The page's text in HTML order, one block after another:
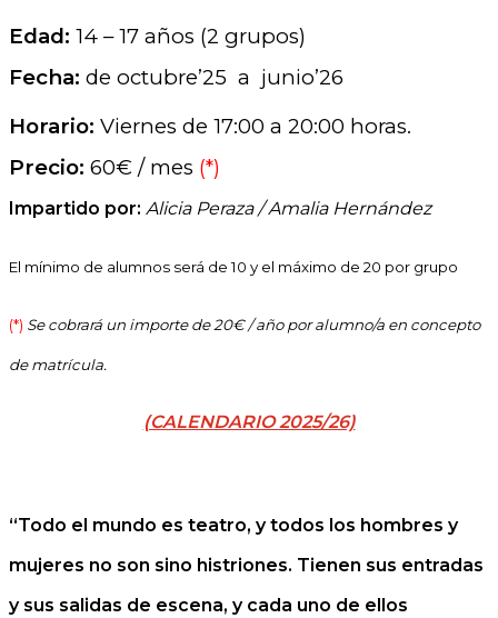
Edad: 14 – 17 años (2 grupos)
Fecha: de octubre’25 a junio’26
Horario: Viernes de 17:00 a 20:00 horas.
Precio: 60€ / mes (*)
Impartido por: Alicia Peraza / Amalia Hernández
El mínimo de alumnos será de 10 y el máximo de 20 por grupo
(*) Se cobrará un importe de 20€ / año por alumno/a en concepto
de matrícula.
(CALENDARIO 2025/26)
“Todo el mundo es teatro, y todos los hombres y
mujeres no son sino histriones. Tienen sus entradas
y sus salidas de escena, y cada uno de ellos